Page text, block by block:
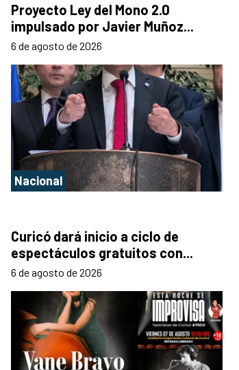
Proyecto Ley del Mono 2.0
impulsado por Javier Muñoz...
6 de agosto de 2026
Nacional
Curicó dará inicio a ciclo de
espectáculos gratuitos con...
6 de agosto de 2026